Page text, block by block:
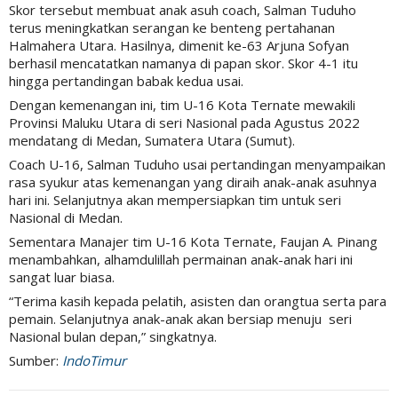
Skor tersebut membuat anak asuh coach, Salman Tuduho
terus meningkatkan serangan ke benteng pertahanan
Halmahera Utara. Hasilnya, dimenit ke-63 Arjuna Sofyan
berhasil mencatatkan namanya di papan skor. Skor 4-1 itu
hingga pertandingan babak kedua usai.
Dengan kemenangan ini, tim U-16 Kota Ternate mewakili
Provinsi Maluku Utara di seri Nasional pada Agustus 2022
mendatang di Medan, Sumatera Utara (Sumut).
Coach U-16, Salman Tuduho usai pertandingan menyampaikan
rasa syukur atas kemenangan yang diraih anak-anak asuhnya
hari ini. Selanjutnya akan mempersiapkan tim untuk seri
Nasional di Medan.
Sementara Manajer tim U-16 Kota Ternate, Faujan A. Pinang
menambahkan, alhamdulillah permainan anak-anak hari ini
sangat luar biasa.
“Terima kasih kepada pelatih, asisten dan orangtua serta para
pemain. Selanjutnya anak-anak akan bersiap menuju seri
Nasional bulan depan,” singkatnya.
Sumber: IndoTimur